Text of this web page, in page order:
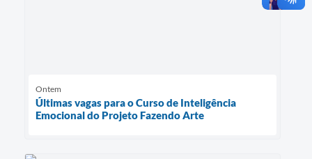
Ontem
Últimas vagas para o Curso de Inteligência
Emocional do Projeto Fazendo Arte